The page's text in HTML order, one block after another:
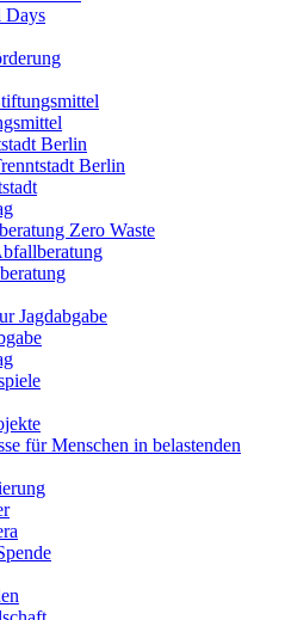
Days
Berlin
Berlin
Zero Waste
Jagdabgabe
für Menschen in belastenden